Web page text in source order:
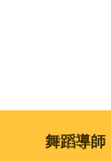
舞蹈導師